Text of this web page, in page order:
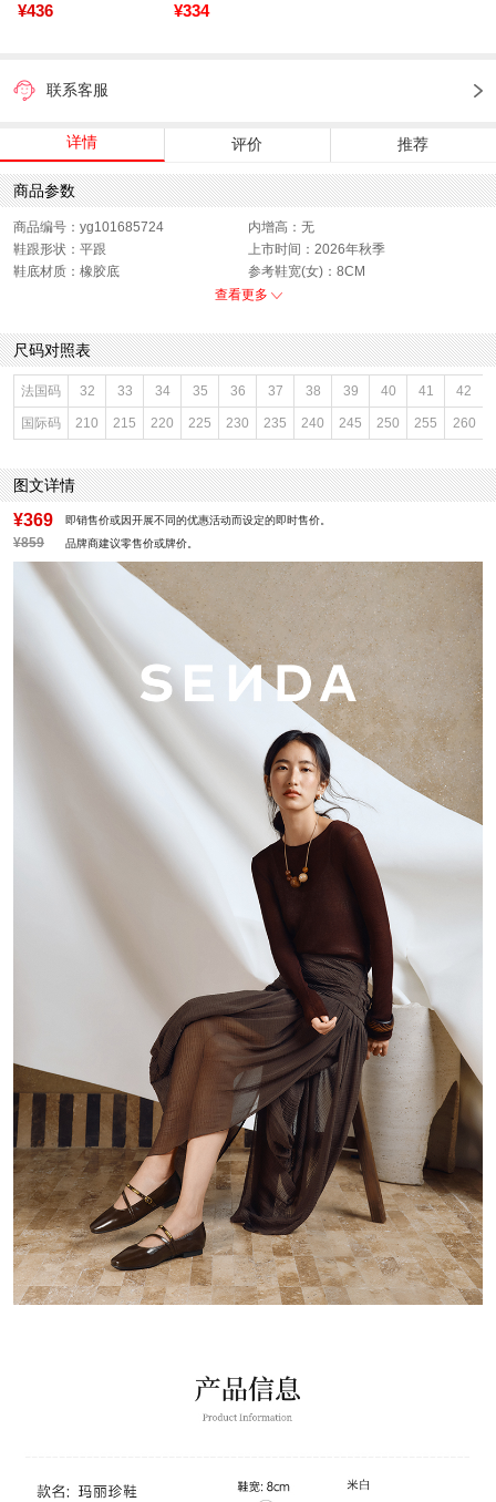
¥436 ¥334
联系客服
详情 评价 推荐
商品参数
商品编号：yg101685724
内增高：无
鞋跟形状：平跟
上市时间：2026年秋季
鞋底材质：橡胶底
参考鞋宽(女)：8CM
鞋类流行款式：浅口鞋
前掌高度：无
款式季节：秋季
配跟：无
鞋垫材质：PU
鞋头款式：圆头
鞋面材质：复合材料
鞋面图案：纯色
参考鞋长(女)：24.5CM
制鞋工艺：胶贴皮鞋
跟高数值：1.5CM
里料材质：PU
防水台高度：无
风格：休闲
查看更多
尺码对照表
法国码 32 33 34 35 36 37 38 39 40 41 42
国际码 210 215 220 225 230 235 240 245 250 255 260
图文详情
¥369 即销售价或因开展不同的优惠活动而设定的即时售价。
¥859 品牌商建议零售价或牌价。